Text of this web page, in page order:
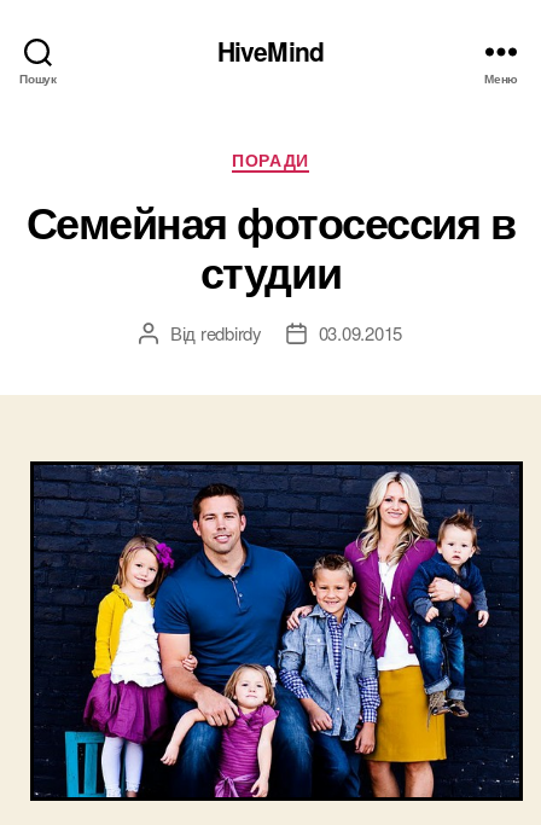
Пошук
HiveMind
Меню
Категорії
ПОРАДИ
Семейная фотосессия в
студии
Автор
Від redbirdy
Дата03.09.2015